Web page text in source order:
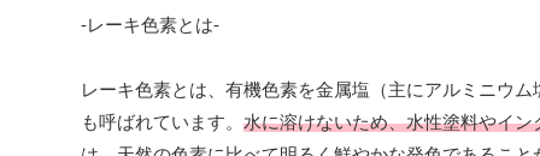
-レーキ色素とは-
レーキ色素とは、有機色素を金属塩（主にアルミニウ
も呼ばれています。 水に溶けないため、水性塗料やイ